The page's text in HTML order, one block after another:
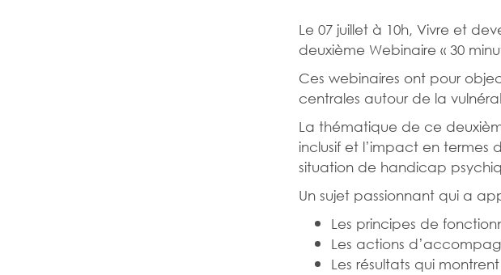
Le 07 juillet à 10h, Vivre et
deuxième Webinaire « 30
Ces webinaires ont pour
centrales autour de la
La thématique de ce
inclusif et l’impact en termes
situation de handicap
Un sujet passionnant qui a
Les principes de
Les actions
Les résultats qui